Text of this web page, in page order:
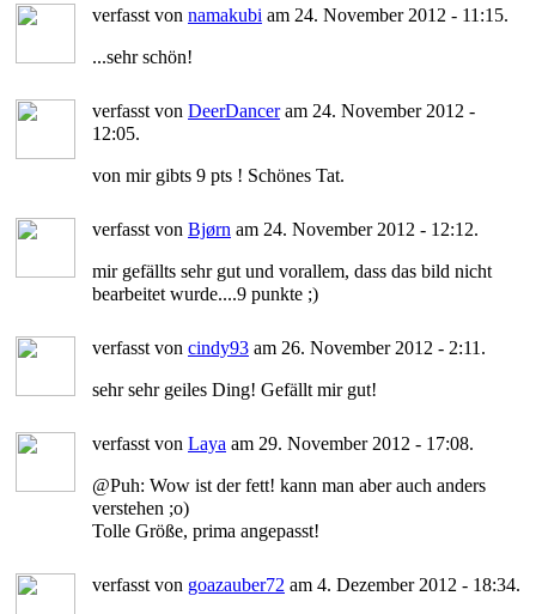
verfasst von namakubi am 24. November 2012 - 11:15.
...sehr schön!
verfasst von DeerDanceram 24. November 2012 -
12:05.
von mir gibts 9 pts ! Schönes Tat.
verfasst von Bjørn am 24. November 2012 - 12:12.
mir gefällts sehr gut und vorallem, dass das bild nicht
bearbeitet wurde....9 punkte ;)
verfasst von cindy93 am 26. November 2012 - 2:11.
sehr sehr geiles Ding! Gefällt mir gut!
verfasst von Laya am 29. November 2012 - 17:08.
@Puh: Wow ist der fett! kann man aber auch anders
verstehen ;o)
Tolle Größe, prima angepasst!
verfasst von goazauber72 am 4. Dezember 2012 - 18:34.